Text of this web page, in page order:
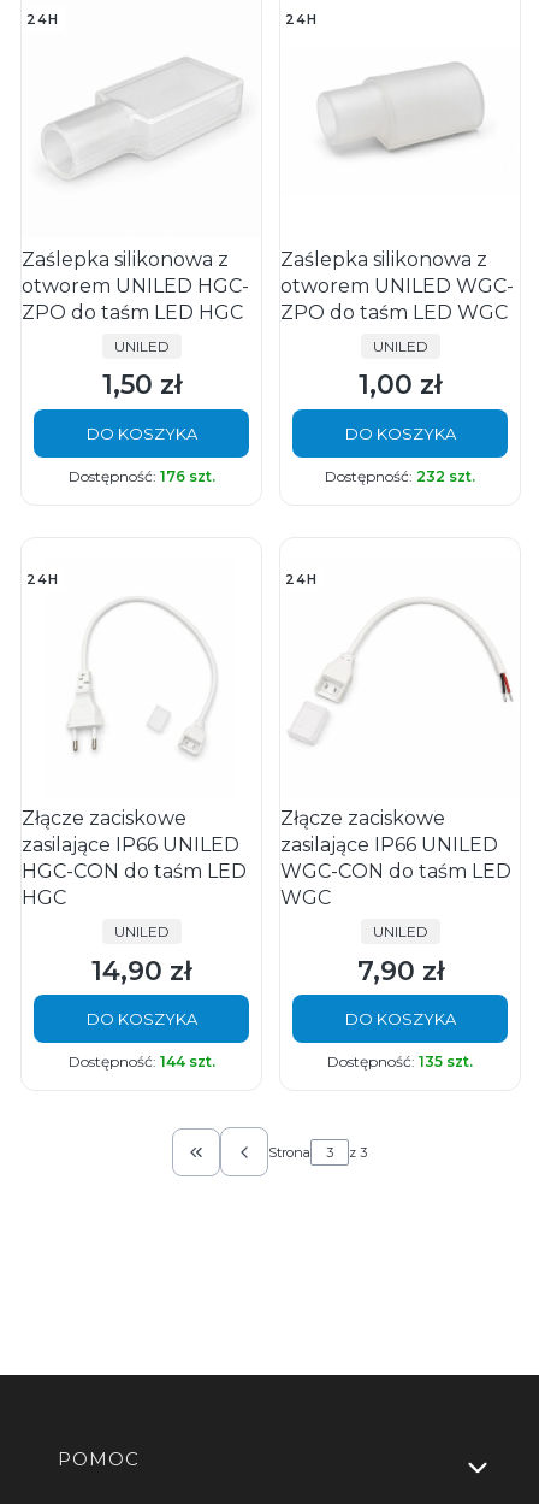
24H
Zaślepka silikonowa z
otworem UNILED HGC-
ZPO do taśm LED HGC
PRODUCENT
UNILED
Cena
1,50 zł
DO KOSZYKA
Dostępność: 176 szt.
24H
Zaślepka silikonowa z
otworem UNILED WGC-
ZPO do taśm LED WGC
PRODUCENT
UNILED
Cena
1,00 zł
DO KOSZYKA
Dostępność: 232 szt.
24H
Złącze zaciskowe
zasilające IP66 UNILED
HGC-CON do taśm LED
HGC
PRODUCENT
UNILED
Cena
14,90 zł
DO KOSZYKA
Dostępność: 144 szt.
24H
Złącze zaciskowe
zasilające IP66 UNILED
WGC-CON do taśm LED
WGC
PRODUCENT
UNILED
Cena
7,90 zł
DO KOSZYKA
Dostępność: 135 szt.
Wróć do pierwszej strony z produktami
Strona z 3
Linki w stopce
POMOC